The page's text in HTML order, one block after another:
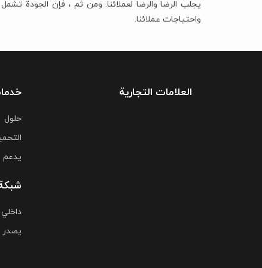
یجلب الرضا والرضا لعملائنا. ومن ثم ، فإن الجودة
واحتیاجات عملائنا.
العلامات التجارية
حلول
یدعم
داخلي
يصدر